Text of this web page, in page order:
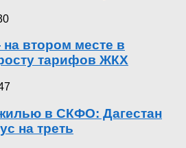
втором месте в
тарифов ЖКХ
в СКФО: Дагестан
на треть